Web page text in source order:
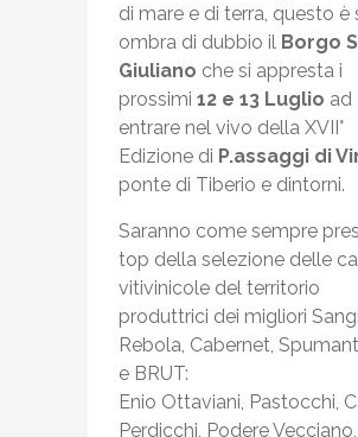
di mare e di terra, questo è
ombra di dubbio il Borgo
Giuliano che si appresta i
prossimi 12 e 13 Luglio ad
entrare nel vivo della XVII°
Edizione di P.assaggi di
ponte di Tiberio e dintorni.
Saranno come sempre
top della selezione delle
vitivinicole del territorio
produttrici dei migliori
Rebola, Cabernet,
e BRUT:
Enio Ottaviani, Pastocchi,
Perdicchi, Podere Vecciano,